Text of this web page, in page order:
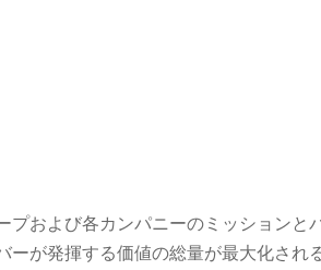
プおよび各カンパニーのミッションと
が発揮する価値の総量が最大化され